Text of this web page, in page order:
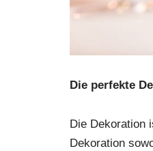
Die perfekte
Die Dekoration
Dekoration